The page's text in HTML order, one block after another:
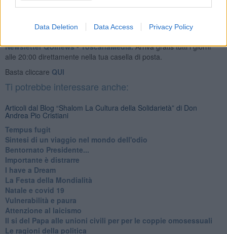
Data Deletion Data Access Privacy Policy
Newsletter QUInews - ToscanaMedia.Arriva gratis tutti i giorni
alle 20:00 direttamente nella tua casella di posta.
Basta cliccare QUI
Ti potrebbe interessare anche:
Articoli dal Blog “Shalom La Cultura della Solidarietà” di Don
Andrea Pio Cristiani
​Tempus fugit
​Sintesi di un viaggio nel mondo dell'odio
Bentornato Presidente...
Importante è distrarre
​I have a Dream
La Festa della Mondialità
Natale e covid 19
Vulnerabilità e paura
Attenzione al laicismo
Il si del Papa alle unioni civili per per le coppie omosessuali
Le ragioni della politica